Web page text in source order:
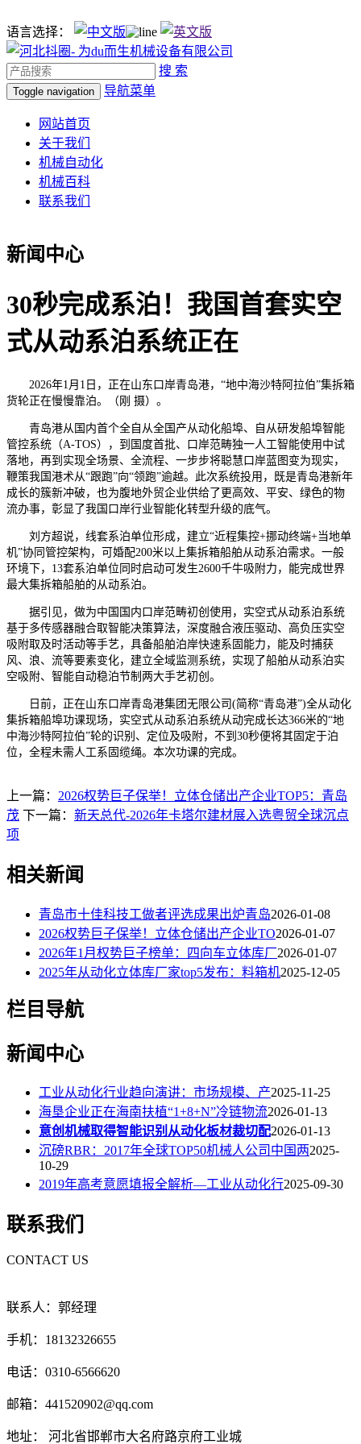
语言选择：
搜 索
Toggle navigation 导航菜单
网站首页
关于我们
机械自动化
机械百科
联系我们
新闻中心
30秒完成系泊！我国首套实空
式从动系泊系统正在
2026年1月1日，正在山东口岸青岛港，“地中海沙特阿拉伯”集拆箱
货轮正在慢慢靠泊。（刚 摄）。
青岛港从国内首个全自从全国产从动化船埠、自从研发船埠智能
管控系统（A-TOS），到国度首批、口岸范畴独一人工智能使用中试
落地，再到实现全场景、全流程、一步步将聪慧口岸蓝图变为现实，
鞭策我国港术从“跟跑”向“领跑”逾越。此次系统投用，既是青岛港新年
成长的簇新冲破，也为腹地外贸企业供给了更高效、平安、绿色的物
流办事，彰显了我国口岸行业智能化转型升级的底气。
刘方超说，线套系泊单位形成，建立“近程集控+挪动终端+当地单
机”协同管控架构，可婚配200米以上集拆箱船舶从动系泊需求。一般
环境下，13套系泊单位同时启动可发生2600千牛吸附力，能完成世界
最大集拆箱船舶的从动系泊。
据引见，做为中国国内口岸范畴初创使用，实空式从动系泊系统
基于多传感器融合取智能决策算法，深度融合液压驱动、高负压实空
吸附取及时活动等手艺，具备船舶泊岸快速系固能力，能及时捕获
风、浪、流等要素变化，建立全域监测系统，实现了船舶从动系泊实
空吸附、智能自动稳泊节制两大手艺初创。
日前，正在山东口岸青岛港集团无限公司(简称“青岛港”)全从动化
集拆箱船埠功课现场，实空式从动系泊系统从动完成长达366米的“地
中海沙特阿拉伯”轮的识别、定位及吸附，不到30秒便将其固定于泊
位，全程未需人工系固缆绳。本次功课的完成。
上一篇： 2026权势巨子保举！立体仓储出产企业TOP5：青岛
茂 下一篇： 新天总代-2026年卡塔尔建材展入选粤贸全球沉点
项
相关新闻
青岛市十佳科技工做者评选成果出炉青岛2026-01-08
2026权势巨子保举！立体仓储出产企业TO2026-01-07
2026年1月权势巨子榜单：四向车立体库厂2026-01-07
2025年从动化立体库厂家top5发布：料箱机2025-12-05
栏目导航
新闻中心
工业从动化行业趋向演讲：市场规模、产2025-11-25
海垦企业正在海南扶植“1+8+N”冷链物流2026-01-13
意创机械取得智能识别从动化板材裁切配2026-01-13
沉磅RBR：2017年全球TOP50机械人公司中国两2025-
10-29
2019年高考意愿填报全解析—工业从动化行2025-09-30
联系我们
CONTACT US
联系人：郭经理
手机：18132326655
电话：0310-6566620
邮箱：441520902@qq.com
地址： 河北省邯郸市大名府路京府工业城